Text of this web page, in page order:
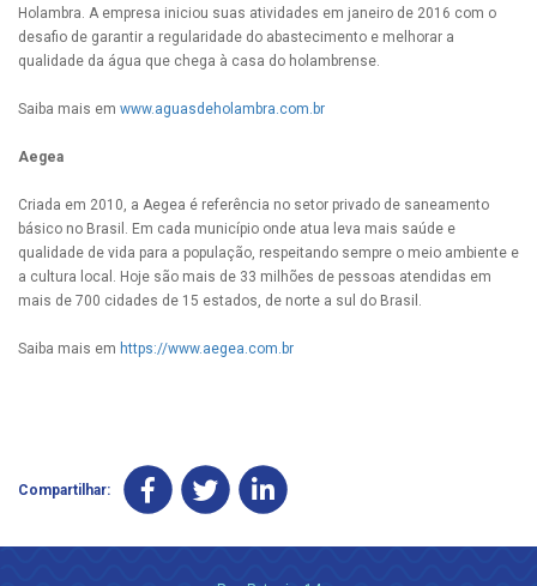
Holambra. A empresa iniciou suas atividades em janeiro de 2016 com o
desafio de garantir a regularidade do abastecimento e melhorar a
qualidade da água que chega à casa do holambrense.
Saiba mais em www.aguasdeholambra.com.br
Aegea
Criada em 2010, a Aegea é referência no setor privado de saneamento
básico no Brasil. Em cada município onde atua leva mais saúde e
qualidade de vida para a população, respeitando sempre o meio ambiente e
a cultura local. Hoje são mais de 33 milhões de pessoas atendidas em
mais de 700 cidades de 15 estados, de norte a sul do Brasil.
Saiba mais em https://www.aegea.com.br
Compartilhar: